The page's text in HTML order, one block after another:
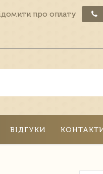
про оплату
ВІДГУКИ